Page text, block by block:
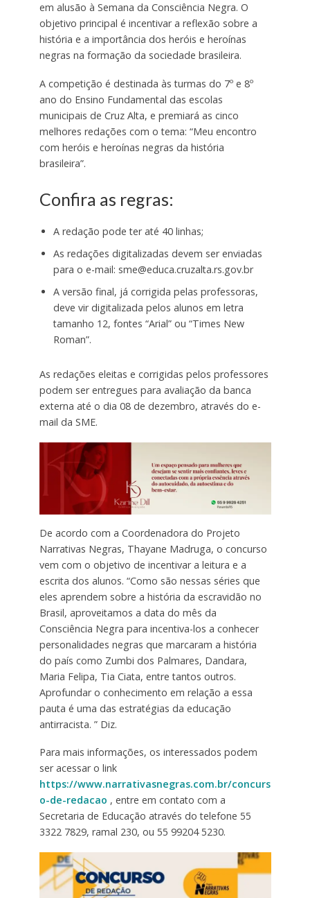
em alusão à Semana da Consciência Negra. O
objetivo principal é incentivar a reflexão sobre a
história e a importância dos heróis e heroínas
negras na formação da sociedade brasileira.
A competição é destinada às turmas do 7º e 8º
ano do Ensino Fundamental das escolas
municipais de Cruz Alta, e premiará as cinco
melhores redações com o tema: “Meu encontro
com heróis e heroínas negras da história
brasileira”.
Confira as regras:
A redação pode ter até 40 linhas;
As redações digitalizadas devem ser enviadas
para o e-mail: sme@educa.cruzalta.rs.gov.br
A versão final, já corrigida pelas professoras,
deve vir digitalizada pelos alunos em letra
tamanho 12, fontes “Arial” ou “Times New
Roman”.
As redações eleitas e corrigidas pelos professores
podem ser entregues para avaliação da banca
externa até o dia 08 de dezembro, através do e-
mail da SME.
De acordo com a Coordenadora do Projeto
Narrativas Negras, Thayane Madruga, o concurso
vem com o objetivo de incentivar a leitura e a
escrita dos alunos. “Como são nessas séries que
eles aprendem sobre a história da escravidão no
Brasil, aproveitamos a data do mês da
Consciência Negra para incentiva-los a conhecer
personalidades negras que marcaram a história
do país como Zumbi dos Palmares, Dandara,
Maria Felipa, Tia Ciata, entre tantos outros.
Aprofundar o conhecimento em relação a essa
pauta é uma das estratégias da educação
antirracista. ” Diz.
Para mais informações, os interessados podem
ser acessar o link
https://www.narrativasnegras.com.br/concurs
o-de-redacao , entre em contato com a
Secretaria de Educação através do telefone 55
3322 7829, ramal 230, ou 55 99204 5230.